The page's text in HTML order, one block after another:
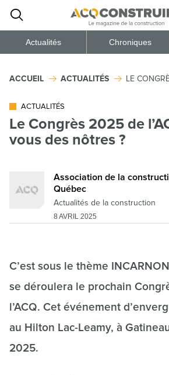
Actualités Chroniques
ACCUEIL ACTUALITÉS LE
ACTUALITÉS
Le Congrès 2025 de
vous des nôtres ?
Association de la
Québec
Actualités de la construction
8 AVRIL 2025
C’est sous le thème
se déroulera le prochain
l’ACQ. Cet événement
au Hilton Lac-Leamy, à
2025.